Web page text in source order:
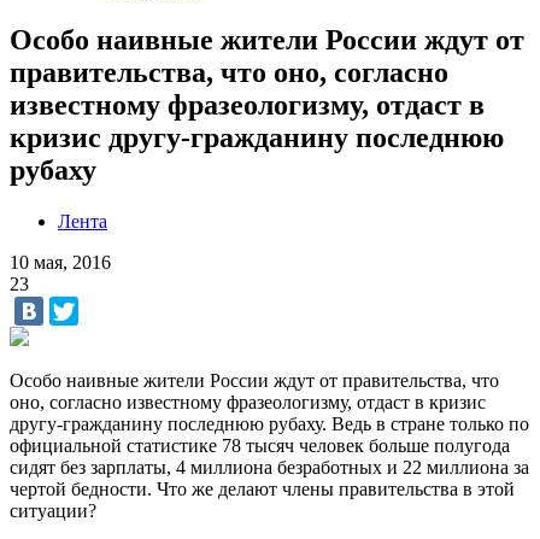
Особо наивные жители России ждут от
правительства, что оно, согласно
известному фразеологизму, отдаст в
кризис другу-гражданину последнюю
рубаху
Лента
10 мая, 2016
23
Особо наивные жители России ждут от правительства, что
оно, согласно известному фразеологизму, отдаст в кризис
другу-гражданину последнюю рубаху. Ведь в стране только по
официальной статистике 78 тысяч человек больше полугода
сидят без зарплаты, 4 миллиона безработных и 22 миллиона за
чертой бедности. Что же делают члены правительства в этой
ситуации?